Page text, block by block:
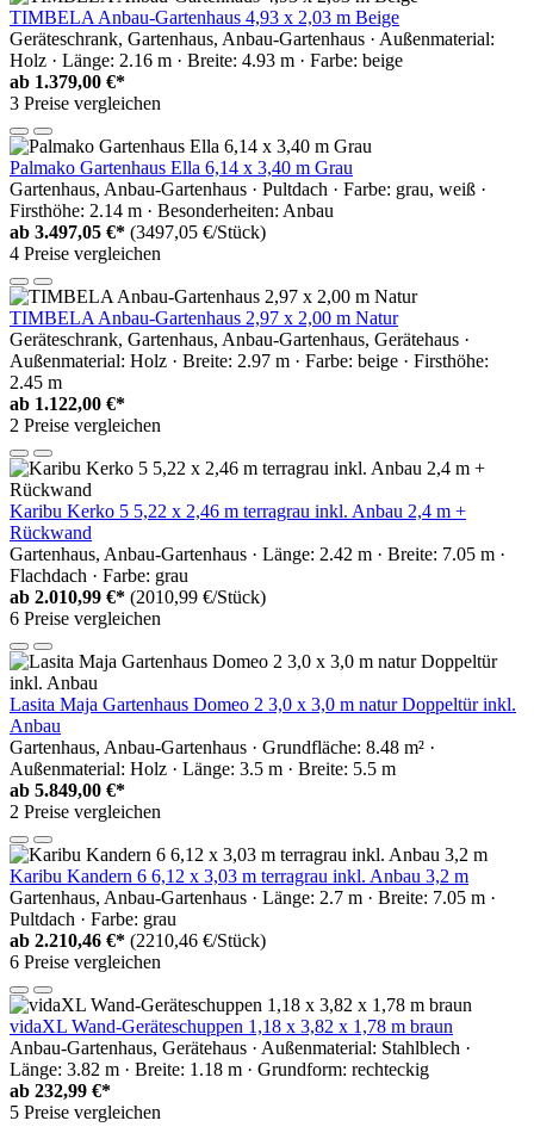
TIMBELA Anbau-Gartenhaus 4,93 x 2,03 m Beige
Geräteschrank, Gartenhaus, Anbau-Gartenhaus · Außenmaterial:
Holz · Länge: 2.16 m · Breite: 4.93 m · Farbe: beige
ab 1.379,00 €*
3 Preise vergleichen
Palmako Gartenhaus Ella 6,14 x 3,40 m Grau
Gartenhaus, Anbau-Gartenhaus · Pultdach · Farbe: grau, weiß ·
Firsthöhe: 2.14 m · Besonderheiten: Anbau
ab 3.497,05 €* (3497,05 €/Stück)
4 Preise vergleichen
TIMBELA Anbau-Gartenhaus 2,97 x 2,00 m Natur
Geräteschrank, Gartenhaus, Anbau-Gartenhaus, Gerätehaus ·
Außenmaterial: Holz · Breite: 2.97 m · Farbe: beige · Firsthöhe:
2.45 m
ab 1.122,00 €*
2 Preise vergleichen
Karibu Kerko 5 5,22 x 2,46 m terragrau inkl. Anbau 2,4 m +
Rückwand
Gartenhaus, Anbau-Gartenhaus · Länge: 2.42 m · Breite: 7.05 m ·
Flachdach · Farbe: grau
ab 2.010,99 €* (2010,99 €/Stück)
6 Preise vergleichen
Lasita Maja Gartenhaus Domeo 2 3,0 x 3,0 m natur Doppeltür inkl.
Anbau
Gartenhaus, Anbau-Gartenhaus · Grundfläche: 8.48 m² ·
Außenmaterial: Holz · Länge: 3.5 m · Breite: 5.5 m
ab 5.849,00 €*
2 Preise vergleichen
Karibu Kandern 6 6,12 x 3,03 m terragrau inkl. Anbau 3,2 m
Gartenhaus, Anbau-Gartenhaus · Länge: 2.7 m · Breite: 7.05 m ·
Pultdach · Farbe: grau
ab 2.210,46 €* (2210,46 €/Stück)
6 Preise vergleichen
vidaXL Wand-Geräteschuppen 1,18 x 3,82 x 1,78 m braun
Anbau-Gartenhaus, Gerätehaus · Außenmaterial: Stahlblech ·
Länge: 3.82 m · Breite: 1.18 m · Grundform: rechteckig
ab 232,99 €*
5 Preise vergleichen